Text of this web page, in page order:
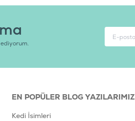
EN POPÜLER BLOG YAZILARIMIZ
Kedi İsimleri